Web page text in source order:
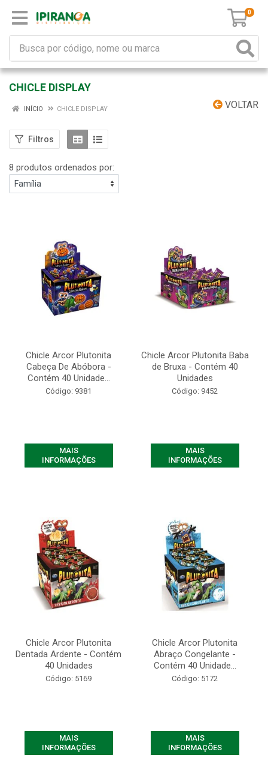
0
CHICLE DISPLAY
VOLTAR
INÍCIO CHICLE DISPLAY
Filtros
8 produtos ordenados por:
Chicle Arcor Plutonita
Cabeça De Abóbora -
Contém 40 Unidade...
Código: 9381
MAIS
INFORMAÇÕES
Chicle Arcor Plutonita Baba
de Bruxa - Contém 40
Unidades
Código: 9452
MAIS
INFORMAÇÕES
Chicle Arcor Plutonita
Dentada Ardente - Contém
40 Unidades
Código: 5169
MAIS
INFORMAÇÕES
Chicle Arcor Plutonita
Abraço Congelante -
Contém 40 Unidade...
Código: 5172
MAIS
INFORMAÇÕES